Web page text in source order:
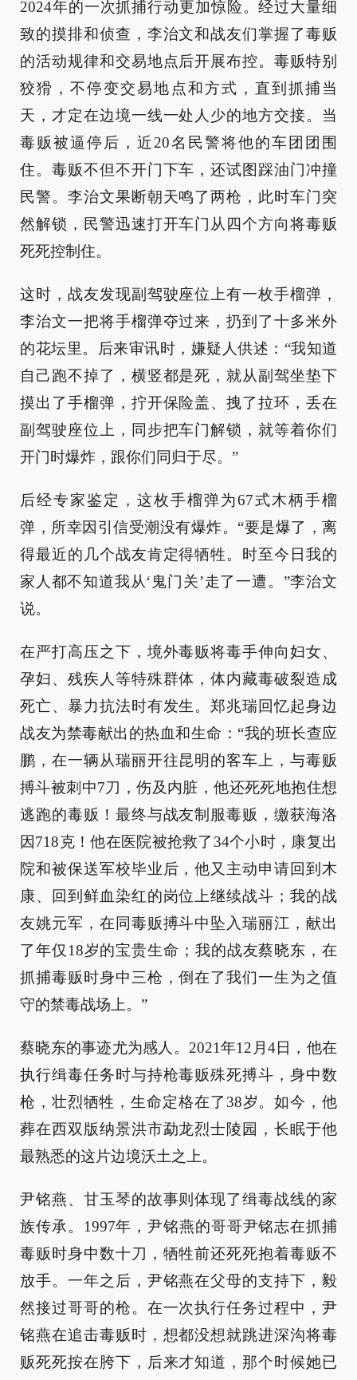
2024年的一次抓捕行动更加惊险。经过大量细
致的摸排和侦查，李治文和战友们掌握了毒贩
的活动规律和交易地点后开展布控。毒贩特别
狡猾，不停变交易地点和方式，直到抓捕当
天，才定在边境一线一处人少的地方交接。当
毒贩被逼停后，近20名民警将他的车团团围
住。毒贩不但不开门下车，还试图踩油门冲撞
民警。李治文果断朝天鸣了两枪，此时车门突
然解锁，民警迅速打开车门从四个方向将毒贩
死死控制住。
这时，战友发现副驾驶座位上有一枚手榴弹，
李治文一把将手榴弹夺过来，扔到了十多米外
的花坛里。后来审讯时，嫌疑人供述：“我知道
自己跑不掉了，横竖都是死，就从副驾坐垫下
摸出了手榴弹，拧开保险盖、拽了拉环，丢在
副驾驶座位上，同步把车门解锁，就等着你们
开门时爆炸，跟你们同归于尽。”
后经专家鉴定，这枚手榴弹为67式木柄手榴
弹，所幸因引信受潮没有爆炸。“要是爆了，离
得最近的几个战友肯定得牺牲。时至今日我的
家人都不知道我从‘鬼门关’走了一遭。”李治文
说。
在严打高压之下，境外毒贩将毒手伸向妇女、
孕妇、残疾人等特殊群体，体内藏毒破裂造成
死亡、暴力抗法时有发生。郑兆瑞回忆起身边
战友为禁毒献出的热血和生命：“我的班长查应
鹏，在一辆从瑞丽开往昆明的客车上，与毒贩
搏斗被刺中7刀，伤及内脏，他还死死地抱住想
逃跑的毒贩！最终与战友制服毒贩，缴获海洛
因718克！他在医院被抢救了34个小时，康复出
院和被保送军校毕业后，他又主动申请回到木
康、回到鲜血染红的岗位上继续战斗；我的战
友姚元军，在同毒贩搏斗中坠入瑞丽江，献出
了年仅18岁的宝贵生命；我的战友蔡晓东，在
抓捕毒贩时身中三枪，倒在了我们一生为之值
守的禁毒战场上。”
蔡晓东的事迹尤为感人。2021年12月4日，他在
执行缉毒任务时与持枪毒贩殊死搏斗，身中数
枪，壮烈牺牲，生命定格在了38岁。如今，他
葬在西双版纳景洪市勐龙烈士陵园，长眠于他
最熟悉的这片边境沃土之上。
尹铭燕、甘玉琴的故事则体现了缉毒战线的家
族传承。1997年，尹铭燕的哥哥尹铭志在抓捕
毒贩时身中数十刀，牺牲前还死死抱着毒贩不
放手。一年之后，尹铭燕在父母的支持下，毅
然接过哥哥的枪。在一次执行任务过程中，尹
铭燕在追击毒贩时，想都没想就跳进深沟将毒
贩死死按在胯下，后来才知道，那个时候她已